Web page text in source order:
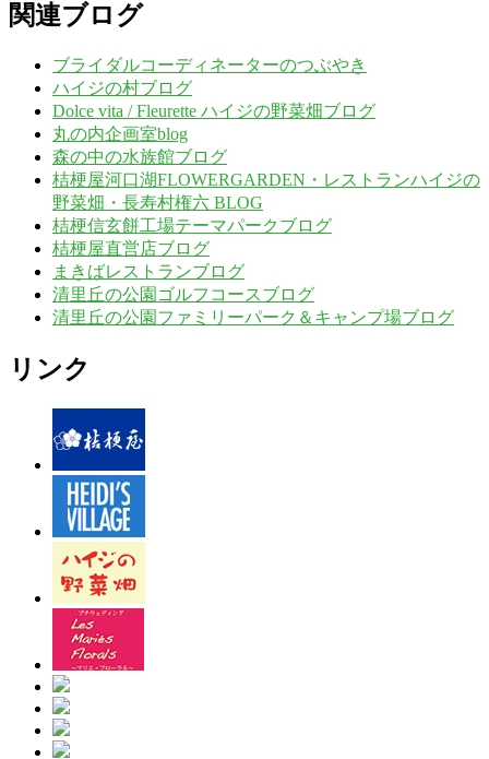
関連ブログ
ブライダルコーディネーターのつぶやき
ハイジの村ブログ
Dolce vita / Fleurette ハイジの野菜畑ブログ
丸の内企画室blog
森の中の水族館ブログ
桔梗屋河口湖FLOWERGARDEN・レストランハイジの
野菜畑・長寿村権六 BLOG
桔梗信玄餅工場テーマパークブログ
桔梗屋直営店ブログ
まきばレストランブログ
清里丘の公園ゴルフコースブログ
清里丘の公園ファミリーパーク＆キャンプ場ブログ
リンク